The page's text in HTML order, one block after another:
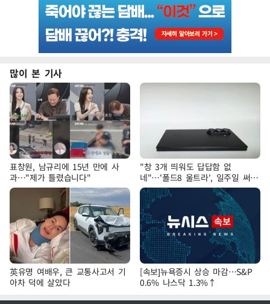
많이 본 기사
표창원, 남규리에 15년 만에 사
과…"제가 틀렸습니다"
"창 3개 띄워도 답답함 없
네"…'폴드8 울트라', 일주일 써보
니
英유명 여배우, 큰 교통사고서 기
아차 덕에 살았다
[속보]뉴욕증시 상승 마감…S&P
0.6% 나스닥 1.3%↑